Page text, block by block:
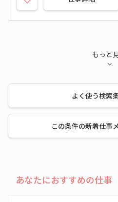
もっと
よく使う検索
この条件の新着仕事
あなたにおすすめの仕事